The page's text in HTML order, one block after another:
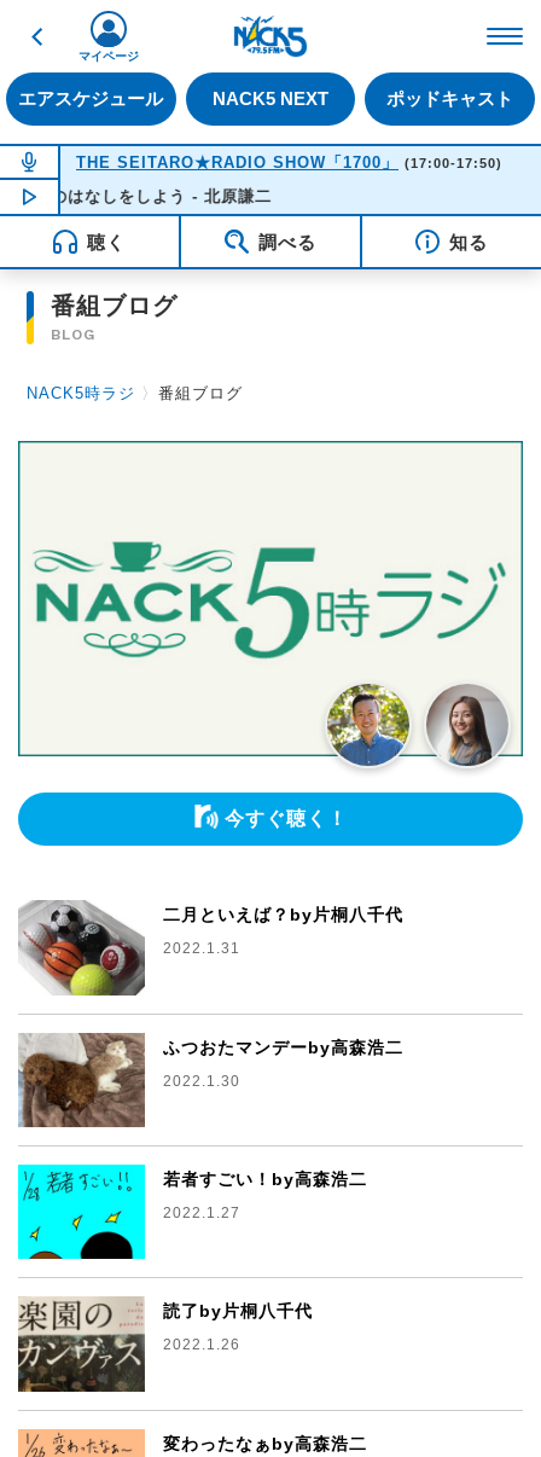
戻る
エアスケジュール NACK5 NEXT ポッドキャスト
マイページ
NOW ON AIR
THE SEITARO★RADIO SHOW「1700」 (17:00-17:50)
NOW PLAYING 17:19
とのはなしをしよう - 北原謙二
聴く 調べる 知る
番組ブログ
BLOG
NACK5時ラジ 〉番組ブログ
今すぐ聴く！
二月といえば？by片桐八千代
2022.1.31
ふつおたマンデーby高森浩二
2022.1.30
若者すごい！by高森浩二
2022.1.27
読了by片桐八千代
2022.1.26
変わったなぁby高森浩二